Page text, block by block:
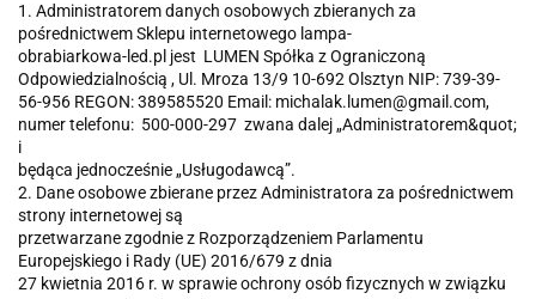
1. Administratorem danych osobowych zbieranych za
pośrednictwem Sklepu internetowego lampa-
obrabiarkowa-led.pl jest LUMEN Spółka z Ograniczoną
Odpowiedzialnością , Ul. Mroza 13/9 10-692 Olsztyn NIP: 739-39-
56-956 REGON: 389585520 Email: michalak.lumen@gmail.com,
numer telefonu: 500-000-297 zwana dalej „Administratorem&quot;
i
będąca jednocześnie „Usługodawcą”.
2. Dane osobowe zbierane przez Administratora za pośrednictwem
strony internetowej są
przetwarzane zgodnie z Rozporządzeniem Parlamentu
Europejskiego i Rady (UE) 2016/679 z dnia
27 kwietnia 2016 r. w sprawie ochrony osób fizycznych w związku